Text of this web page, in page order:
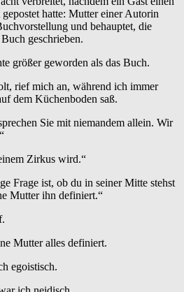
hatte: Mutter einer Autorin
und behauptet, die
geschrieben.
größer geworden als das Buch.
rief mich an, während ich immer
dem Küchenboden saß.
Sie mit niemandem allein. Wir
Zirkus wird.“
Frage ist, ob du in seiner Mitte stehst
Mutter ihn definiert.“
Mutter alles definiert.
egoistisch.